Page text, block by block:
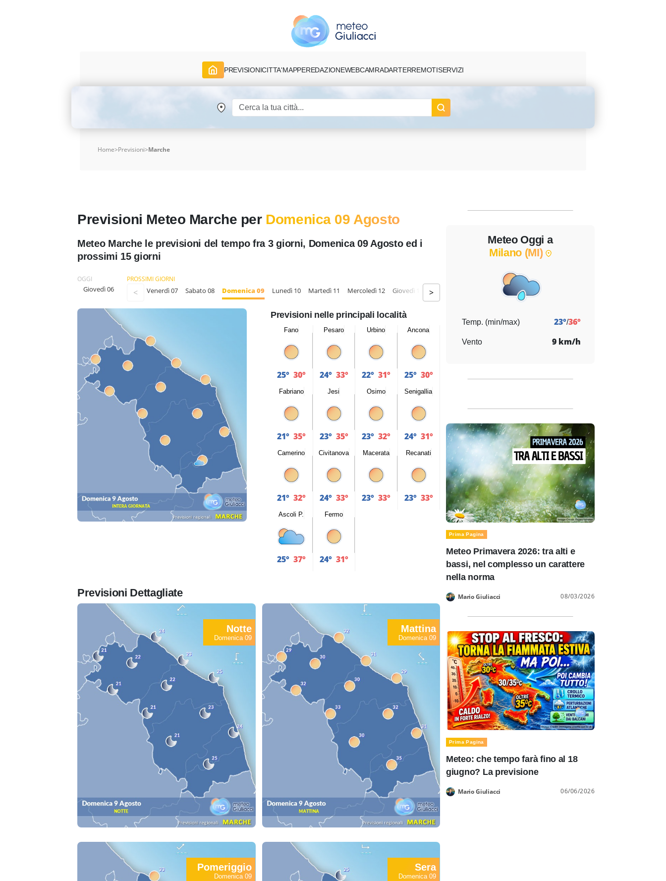
PREVISIONICITTA'MAPPEREDAZIONEWEBCAMRADARTERREMOTISERVIZI
Home>Previsioni>Marche
Previsioni Meteo Marche per Domenica 09 Agosto
Meteo Marche le previsioni del tempo fra 3 giorni, Domenica 09 Agosto ed i
prossimi 15 giorni
OGGI
Giovedì 06
PROSSIMI GIORNI
< Venerdì 07 Sabato 08 Domenica 09 Lunedì 10 Martedì 11 Mercoledì 12 Giovedì 13 Venerdì 14 Domenica 16
>
Previsioni nelle principali località
Fano
25° 30°
Pesaro
24° 33°
Urbino
22° 31°
Ancona
25° 30°
Fabriano
21° 35°
Jesi
23° 35°
Osimo
23° 32°
Senigallia
24° 31°
Camerino
21° 32°
Civitanova
24° 33°
Macerata
23° 33°
Recanati
23° 33°
Ascoli P.
25° 37°
Fermo
24° 31°
Previsioni Dettagliate
Notte
Domenica 09
Mattina
Domenica 09
Pomeriggio
Domenica 09
Sera
Domenica 09
Meteo Oggi a
Milano (MI)
Temp. (min/max) 23°/36°
Vento 9 km/h
Prima Pagina
Meteo Primavera 2026: tra alti e
bassi, nel complesso un carattere
nella norma
Mario Giuliacci 08/03/2026
Prima Pagina
Meteo: che tempo farà fino al 18
giugno? La previsione
Mario Giuliacci 06/06/2026